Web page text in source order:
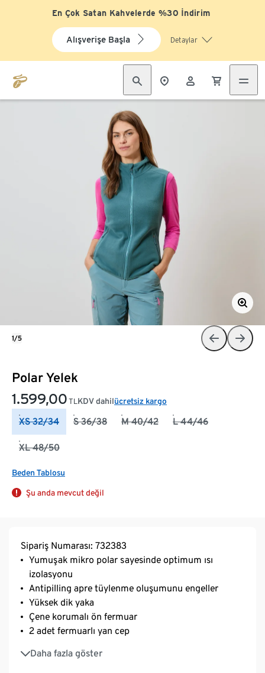
En Çok Satan Kahvelerde %30 İndirim
Alışverişe Başla Detaylar
Polar Yelek
1.599,00 TL KDV dahilücretsiz kargo
XS 32/34 S 36/38 M 40/42 L 44/46
XL 48/50
Beden Tablosu
Şu anda mevcut değil
1/5
Sipariş Numarası: 732383
Yumuşak mikro polar sayesinde optimum ısı
izolasyonu
Antipilling apre tüylenme oluşumunu engeller
Yüksek dik yaka
Çene korumalı ön fermuar
2 adet fermuarlı yan cep
Daha fazla göster
Uzun sırt kısmı